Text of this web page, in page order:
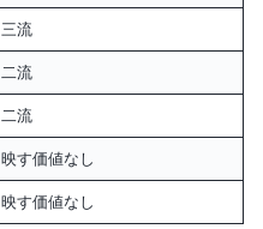
三流
二流
二流
映す価値なし
映す価値なし